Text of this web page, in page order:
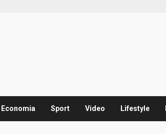
Economia Sport Video Lifestyle